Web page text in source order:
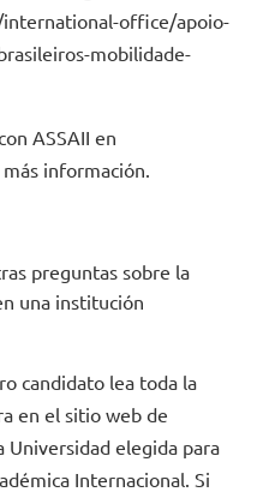
office/apoio-
mobilidade-
ASSAII en
información.
preguntas sobre la
una institución
candidato lea toda la
en el sitio web de
Universidad elegida para
Internacional. Si